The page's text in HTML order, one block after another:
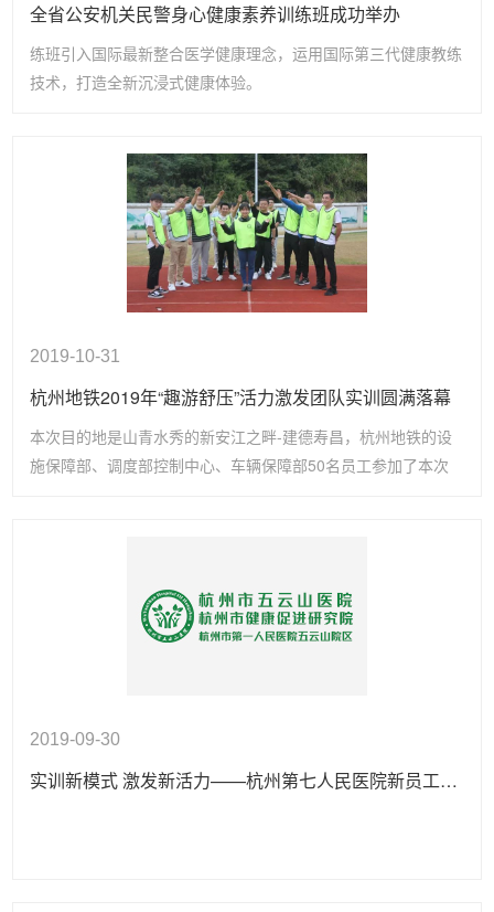
全省公安机关民警身心健康素养训练班成功举办
练班引入国际最新整合医学健康理念，运用国际第三代健康教练
技术，打造全新沉浸式健康体验。
2019-10-31
杭州地铁2019年“趣游舒压”活力激发团队实训圆满落幕
本次目的地是山青水秀的新安江之畔-建德寿昌，杭州地铁的设
施保障部、调度部控制中心、车辆保障部50名员工参加了本次
2019-09-30
实训新模式 激发新活力——杭州第七人民医院新员工实训圆满落幕